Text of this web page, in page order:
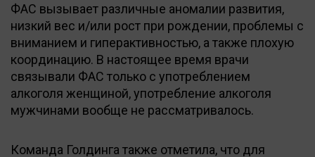
ФАС вызывает различные аномалии развития,
низкий вес и/или рост при рождении, проблемы с
вниманием и гиперактивностью, а также плохую
координацию. В настоящее время врачи
связывали ФАС только с употреблением
алкоголя женщиной, употребление алкоголя
мужчинами вообще не рассматривалось.
Команда Голдинга также отметила, что для